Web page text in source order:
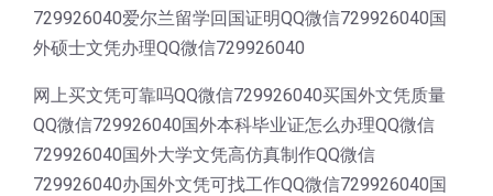
729926040爱尔兰留学回国证明QQ微信729926040国
外硕士文凭办理QQ微信729926040
网上买文凭可靠吗QQ微信729926040买国外文凭质量
QQ微信729926040国外本科毕业证怎么办理QQ微信
729926040国外大学文凭高仿真制作QQ微信
729926040办国外文凭可找工作QQ微信729926040国